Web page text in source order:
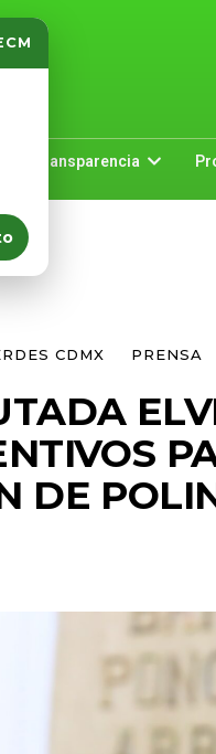
Transparencia
CDMX PRENSA
DE